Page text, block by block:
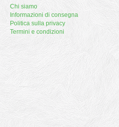
Chi siamo
Informazioni di consegna
Politica sulla privacy
Termini e condizioni